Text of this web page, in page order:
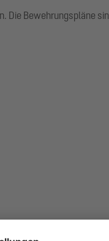
Bewehrungspläne